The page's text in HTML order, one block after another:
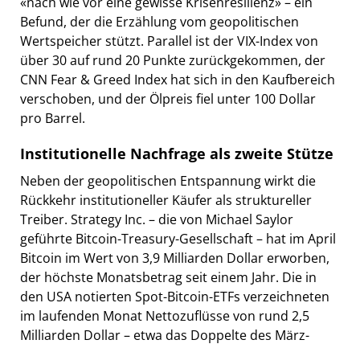
Befund, der die Erzählung vom geopolitischen
Wertspeicher stützt. Parallel ist der VIX-Index von
über 30 auf rund 20 Punkte zurückgekommen, der
CNN Fear & Greed Index hat sich in den Kaufbereich
verschoben, und der Ölpreis fiel unter 100 Dollar
pro Barrel.
Institutionelle Nachfrage als zweite Stütze
Neben der geopolitischen Entspannung wirkt die
Rückkehr institutioneller Käufer als struktureller
Treiber. Strategy Inc. – die von Michael Saylor
geführte Bitcoin-Treasury-Gesellschaft – hat im April
Bitcoin im Wert von 3,9 Milliarden Dollar erworben,
der höchste Monatsbetrag seit einem Jahr. Die in
den USA notierten Spot-Bitcoin-ETFs verzeichneten
im laufenden Monat Nettozuflüsse von rund 2,5
Milliarden Dollar – etwa das Doppelte des März-